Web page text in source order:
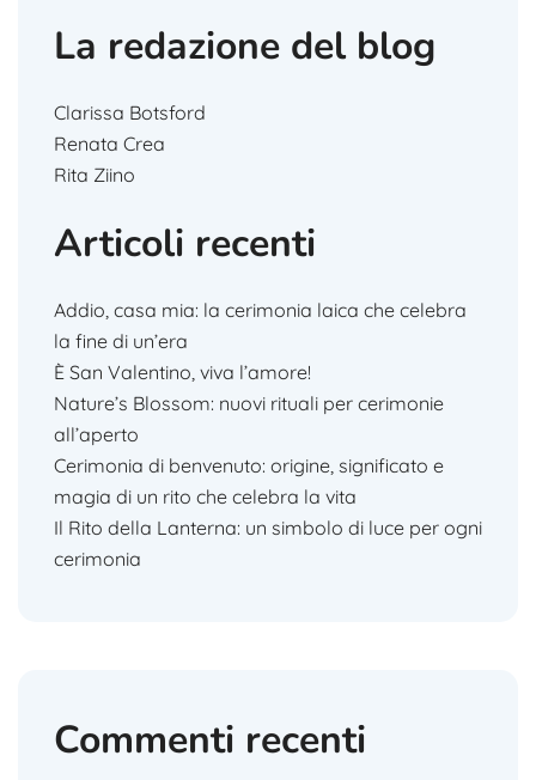
La redazione del blog
Clarissa Botsford
Renata Crea
Rita Ziino
Articoli recenti
Addio, casa mia: la cerimonia laica che celebra
la fine di un’era
È San Valentino, viva l’amore!
Nature’s Blossom: nuovi rituali per cerimonie
all’aperto
Cerimonia di benvenuto: origine, significato e
magia di un rito che celebra la vita
Il Rito della Lanterna: un simbolo di luce per ogni
cerimonia
Commenti recenti